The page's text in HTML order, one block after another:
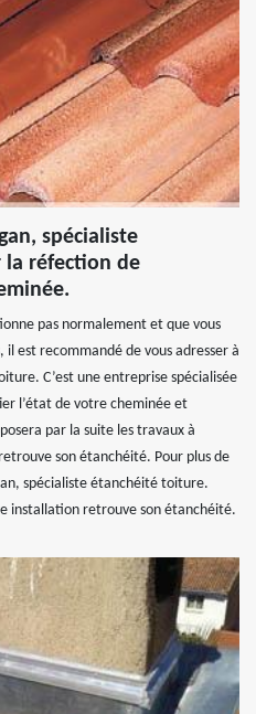
spécialiste
réfection de
pas normalement et que vous
est recommandé de vous adresser à
C’est une entreprise spécialisée
l’état de votre cheminée et
par la suite les travaux à
son étanchéité. Pour plus de
spécialiste étanchéité toiture.
installation retrouve son étanchéité.